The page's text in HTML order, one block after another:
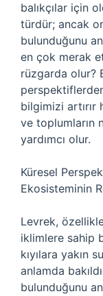
balıkçılar için
türdür; ancak
bulunduğunu
en çok merak
rüzgarda olur?
bilgimizi artırır
ve toplumların
yardımcı olur.
Küresel
Ekosisteminin
Levrek,
iklimlere sahip
kıyılara yakın
anlamda
bulunduğunu